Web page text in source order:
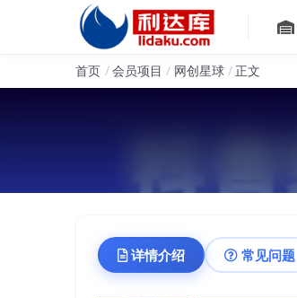
首页 会员项目 网创星球 正文
详情介绍 常见问题